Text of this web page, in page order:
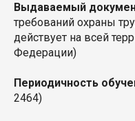
Выдаваемый
требований охраны
действует на всей
Федерации)
Периодичность
2464)